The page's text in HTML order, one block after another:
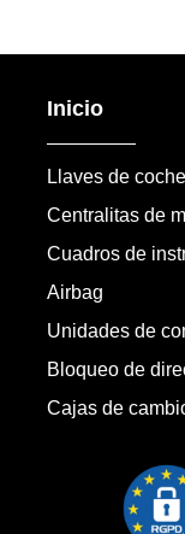
Inicio
Llaves de
Centralitas de
Cuadros de
Airbag
Unidades de
Bloqueo de
Cajas de